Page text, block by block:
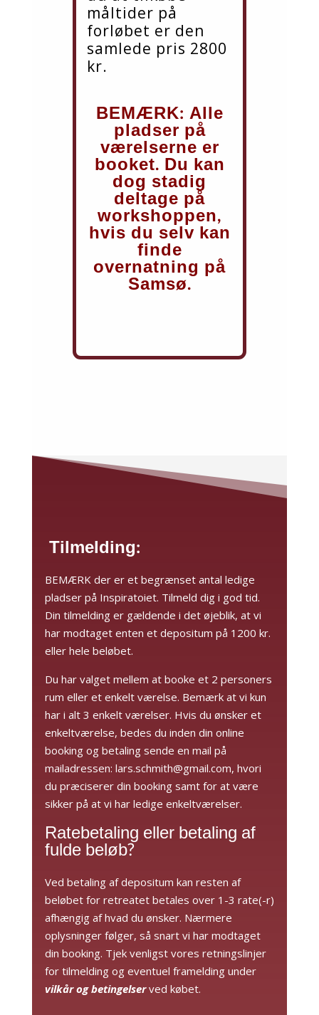
måltider på
forløbet er den
samlede pris 2800
kr.
BEMÆRK: Alle
pladser på
værelserne er
booket. Du kan
dog stadig
deltage på
workshoppen,
hvis du selv kan
finde
overnatning på
Samsø.
Tilmelding:
BEMÆRK der er et begrænset antal ledige
pladser på Inspiratoiet. Tilmeld dig i god tid.
Din tilmelding er gældende i det øjeblik, at vi
har modtaget enten et depositum på 1200 kr.
eller hele beløbet.
Du har valget mellem at booke et 2 personers
rum eller et enkelt værelse. Bemærk at vi kun
har i alt 3 enkelt værelser. Hvis du ønsker et
enkeltværelse, bedes du inden din online
booking og betaling sende en mail på
mailadressen: lars.schmith@gmail.com, hvori
du præciserer din booking samt for at være
sikker på at vi har ledige enkeltværelser.
Ratebetaling eller betaling af
fulde beløb?
Ved betaling af depositum kan resten af
beløbet for retreatet betales over 1-3 rate(-r)
afhængig af hvad du ønsker. Nærmere
oplysninger følger, så snart vi har modtaget
din booking. Tjek venligst vores retningslinjer
for tilmelding og eventuel framelding under
vilkår og betingelserved købet.